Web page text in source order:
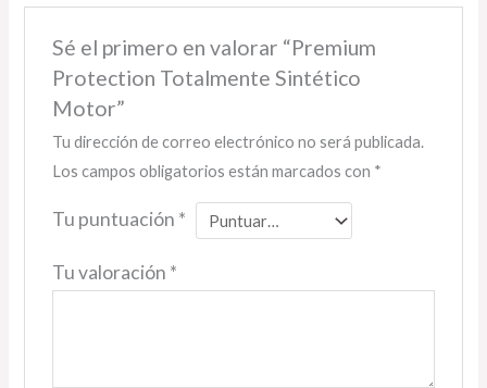
Sé el primero en valorar “Premium
Protection Totalmente Sintético
Motor”
Tu dirección de correo electrónico no será publicada.
Los campos obligatorios están marcados con *
Tu puntuación *
Tu valoración *